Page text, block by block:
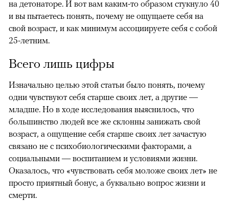
на детонаторе. И вот вам каким-то образом стукнуло 40
и вы пытаетесь понять, почему не ощущаете себя на
свой возраст, и как минимум ассоциируете себя с собой
25-летним.
Всего лишь цифры
Изначально целью этой статьи было понять, почему
одни чувствуют себя старше своих лет, а другие —
младше. Но в ходе исследования выяснилось, что
большинство людей все же склонны занижать свой
возраст, а ощущение себя старше своих лет зачастую
связано не с психобиологическими факторами, а
социальными — воспитанием и условиями жизни.
Оказалось, что «чувствовать себя моложе своих лет» не
просто приятный бонус, а буквально вопрос жизни и
смерти.